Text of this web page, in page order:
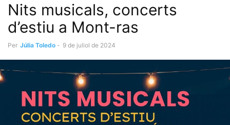
Nits musicals, concerts
d’estiu a Mont-ras
Per Júlia Toledo - 9 de juliol de 2024